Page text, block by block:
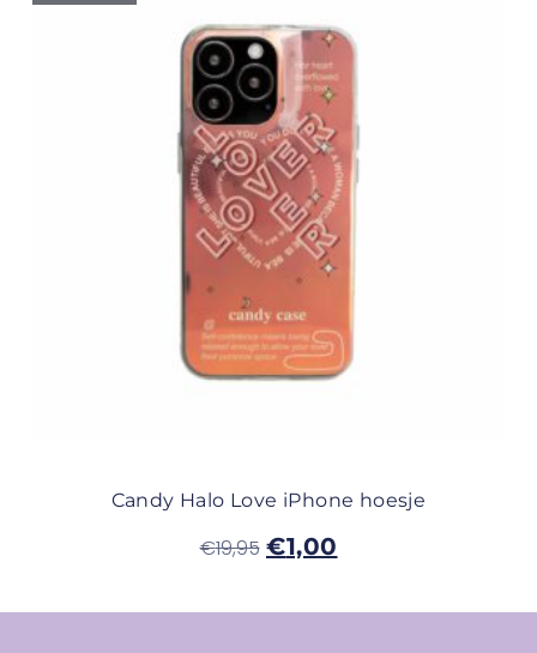
Candy Halo Love iPhone hoesje
€19,95 €1,00